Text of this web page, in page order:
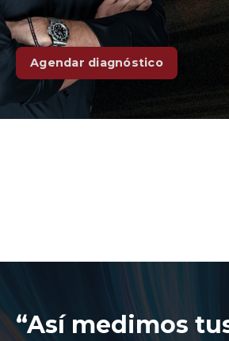
Agendar diagnóstico
“Así medimos